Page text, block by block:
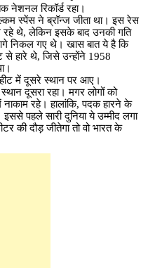
नेशनल रिकॉर्ड रहा।
स्पेंस ने ब्रॉन्ज जीता था। इस रेस
रहे थे, लेकिन इसके बाद उनकी गति
निकल गए थे। खास बात ये है कि
से हारे थे, जिसे उन्होंने 1958
हीट में दूसरे स्थान पर आए।
दूसरा रहा। मगर लोगों को
रहे। हालांकि, पदक हारने के
पहले सारी दुनिया ये उम्मीद लगा
की दौड़ जीतेगा तो वो भारत के